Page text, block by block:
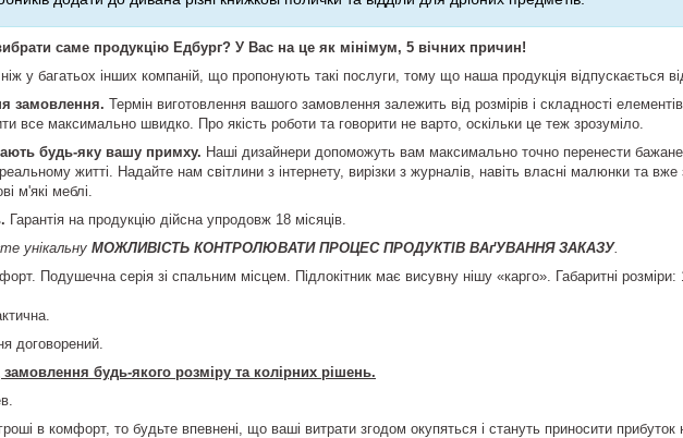
саме продукцію Едбург? У Вас на це як мінімум, 5 вічних причин!
у багатьох інших компаній, що пропонують такі послуги, тому що наша продукція відпускається
замовлення. Термін виготовлення вашого замовлення залежить від розмірів і складності
все максимально швидко. Про якість роботи та говорити не варто, оскільки це теж зрозуміло.
будь-яку вашу примху. Наші дизайнери допоможуть вам максимально точно перенести
житті. Надайте нам світлини з інтернету, вирізки з журналів, навіть власні малюнки та вже
м'які меблі.
Гарантія на продукцію дійсна упродовж 18 місяців.
унікальну МОЖЛИВІСТЬ КОНТРОЛЮВАТИ ПРОЦЕС ПРОДУКТІВ ВАґУВАННЯ ЗАКАЗУ.
Подушечна серія зі спальним місцем. Підлокітник має висувну нішу «карго». Габаритні
договорений.
замовлення будь-якого розміру та колірних рішень.
в комфорт, то будьте впевнені, що ваші витрати згодом окупяться і стануть приносити прибуток